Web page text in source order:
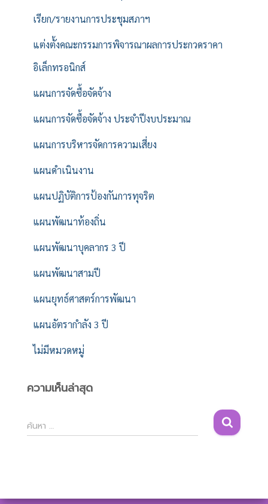
เรียก/รายงานการประชุมสภาฯ
แต่งตั้งคณะกรรมการพิจารณาผลการประกวดราคา
อิเล็กทรอนิกส์
แผนการจัดซื้อจัดจ้าง
แผนการจัดซื้อจัดจ้าง ประจำปีงบประมาณ
แผนการบริหารจัดการความเสี่ยง
แผนดำเนินงาน
แผนปฏิบัติการป้องกันการทุจริต
แผนพัฒนาท้องถิ่น
แผนพัฒนาบุคลากร 3 ปี
แผนพัฒนาสามปี
แผนยุทธ์ศาสตร์การพัฒนา
แผนอัตรากำลัง 3 ปี
ไม่มีหมวดหมู่
ความเห็นล่าสุด
ค้
น
ห
ค้นหา …